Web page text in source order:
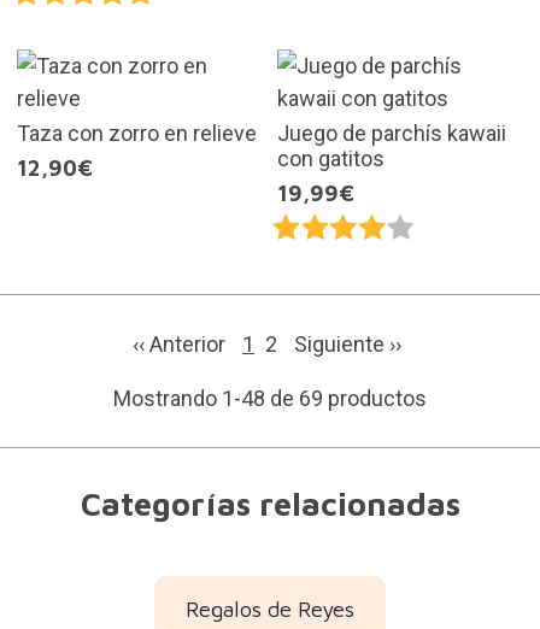
Taza con zorro en relieve
12,90€
Juego de parchís kawaii
con gatitos
19,99€
‹‹ Anterior 1 2 Siguiente ››
Mostrando 1-48 de 69 productos
Categorías relacionadas
Regalos de Reyes